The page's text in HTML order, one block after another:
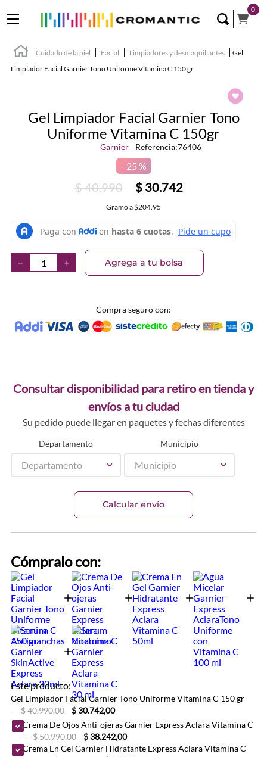
0
Cuidado de la piel Facial Limpiadores y desmaquillantes
Gel
Limpiador Facial Garnier Tono Uniforme Vitamina C 150 gr
Gel Limpiador Facial Garnier Tono
Uniforme Vitamina C 150gr
Garnier Referencia:76406
25 %
$40.990 $ 30.742
Gramoa $204.95
＋
－ Agrega a tu bolsa
Compra seguro con:
Consultar disponibilidad para retiro en tienda y
envíos a tu ciudad
Su pedido puede llegar en paquetes y fechas diferentes
Departamento
Departamento
Municipio
Municipio
Calcular envío
Cómpralo con:
Este producto:
Gel Limpiador Facial Garnier Tono Uniforme Vitamina C 150 gr
-
$ 40.990,00
$ 30.742,00
Crema De Ojos Anti-ojeras Garnier Express Aclara Vitamina C
-
$ 50.990,00
$ 38.242,00
Crema En Gel Garnier Hidratante Express Aclara Vitamina C